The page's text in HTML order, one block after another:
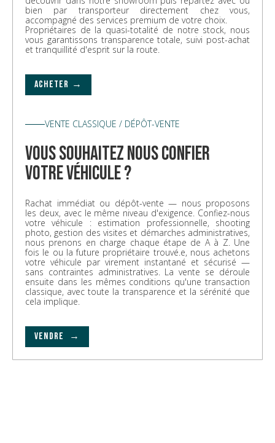
bien par transporteur directement chez vous,
accompagné des services premium de votre choix.
Propriétaires de la quasi-totalité de notre stock, nous
vous garantissons transparence totale, suivi post-achat
et tranquillité d'esprit sur la route.
ACHETER →
VENTE CLASSIQUE / DÉPÔT-VENTE
vous souhaitez nous confier
votre véhicule ?
Rachat immédiat ou dépôt-vente — nous proposons
les deux, avec le même niveau d'exigence. Confiez-nous
votre véhicule : estimation professionnelle, shooting
photo, gestion des visites et démarches administratives,
nous prenons en charge chaque étape de A à Z. Une
fois le ou la future propriétaire trouvé.e, nous achetons
votre véhicule par virement instantané et sécurisé —
sans contraintes administratives. La vente se déroule
ensuite dans les mêmes conditions qu'une transaction
classique, avec toute la transparence et la sérénité que
cela implique.
VENDRE →